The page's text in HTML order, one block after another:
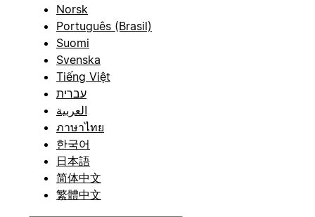
Norsk
Português (Brasil)
Suomi
Svenska
Tiếng Việt
עברית
العربية
ภาษาไทย
한국어
日本語
简体中文
繁體中文